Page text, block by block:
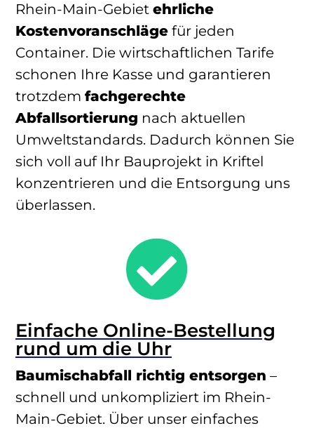
Rhein-Main-Gebiet ehrliche
Kostenvoranschläge für jeden
Container. Die wirtschaftlichen Tarife
schonen Ihre Kasse und garantieren
trotzdem fachgerechte
Abfallsortierung nach aktuellen
Umweltstandards. Dadurch können Sie
sich voll auf Ihr Bauprojekt in Kriftel
konzentrieren und die Entsorgung uns
überlassen.

Einfache Online-Bestellung
rund um die Uhr
Baumischabfall richtig entsorgen –
schnell und unkompliziert im Rhein-
Main-Gebiet. Über unser einfaches